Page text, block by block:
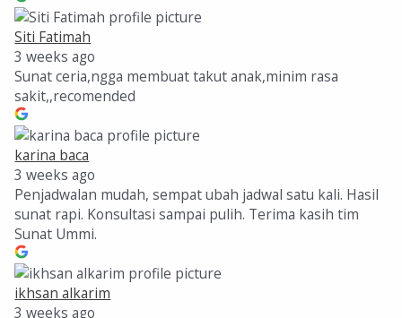
Siti Fatimah
3 weeks ago
Sunat ceria,ngga membuat takut anak,minim rasa
sakit,,recomended
karina baca
3 weeks ago
Penjadwalan mudah, sempat ubah jadwal satu kali. Hasil
sunat rapi. Konsultasi sampai pulih. Terima kasih tim
Sunat Ummi.
ikhsan alkarim
3 weeks ago